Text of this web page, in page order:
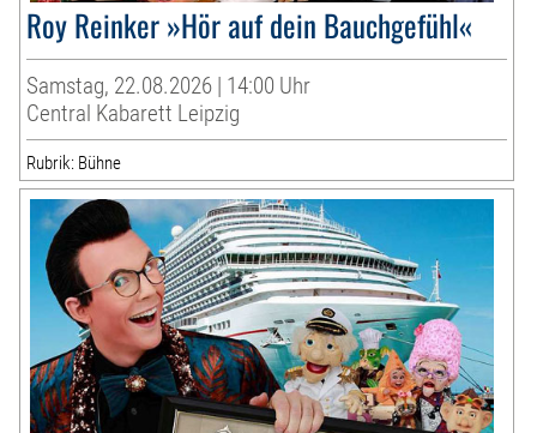
Roy Reinker »Hör auf dein Bauchgefühl«
Samstag, 22.08.2026 | 14:00 Uhr
Central Kabarett Leipzig
Rubrik: Bühne